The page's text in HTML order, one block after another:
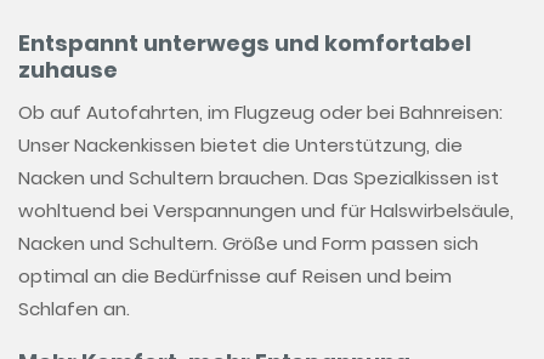
Entspannt unterwegs und komfortabel
zuhause
Ob auf Autofahrten, im Flugzeug oder bei Bahnreisen:
Unser Nackenkissen bietet die Unterstützung, die
Nacken und Schultern brauchen. Das Spezialkissen ist
wohltuend bei Verspannungen und für Halswirbelsäule,
Nacken und Schultern. Größe und Form passen sich
optimal an die Bedürfnisse auf Reisen und beim
Schlafen an.